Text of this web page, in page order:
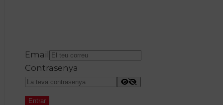
Email
Contrasenya
Entrar